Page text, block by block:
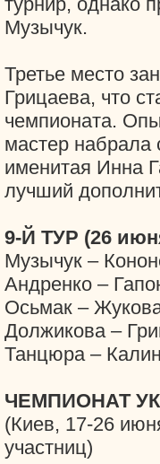
Музычук.
Третье место
Грицаева, что
чемпионата.
мастер набрала
именитая Инна
лучший
9-Й ТУР (26
Музычук –
Андренко –
Осьмак –
Должикова –
Танцюра –
ЧЕМПИОНАТ
(Киев, 17-26
участниц)